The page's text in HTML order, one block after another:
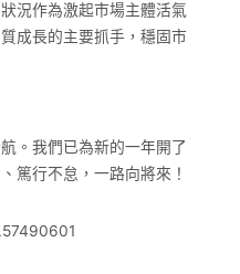
況作為激起市場主體活氣
成長的主要抓手，穩固市
。我們已為新的一年開了
篤行不怠，一路向將來！